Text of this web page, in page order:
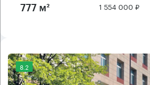
777 м² 1 554 000 ₽
8.2